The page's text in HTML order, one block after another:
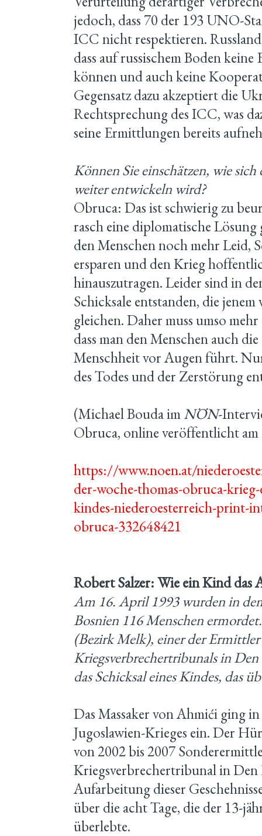
jedoch, dass 70 der 193 UNO-
ICC nicht respektieren.
dass auf russischem Boden
können und auch keine
Gegensatz dazu akzeptiert die
Rechtsprechung des ICC, was
seine Ermittlungen bereits
Können Sie einschätzen, wie
weiter entwickeln wird?
Obruca: Das ist schwierig zu
rasch eine diplomatische Lösung
den Menschen noch mehr Leid,
ersparen und den Krieg
hinauszutragen. Leider sind in
Schicksale entstanden, die
gleichen. Daher muss umso
dass man den Menschen auch
Menschheit vor Augen führt.
des Todes und der Zerstörung
(Michael Bouda imNÖN-
Obruca, online veröffentlicht
https://www.noen.at/
der-woche-thomas-obruca-
kindes-niederoesterreich-print-
obruca-332648421
Robert Salzer: Wie ein Kind das
Am 16. April 1993 wurden in
Bosnien 116 Menschen
(Bezirk Melk), einer der
Kriegsverbrechertribunals in
das Schicksal eines Kindes, das
Das Massaker von Ahmići ging
Jugoslawien-Krieges ein. Der
von 2002 bis 2007
Kriegsverbrechertribunal in
Aufarbeitung dieser
über die acht Tage, die der 13-
überlebte.